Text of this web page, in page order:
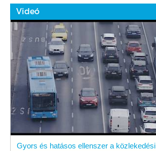
Videó
Gyors és hatásos ellenszer a